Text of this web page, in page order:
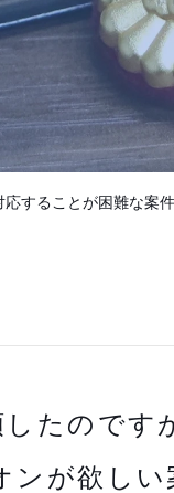
することが困難な
したので
ンが欲し